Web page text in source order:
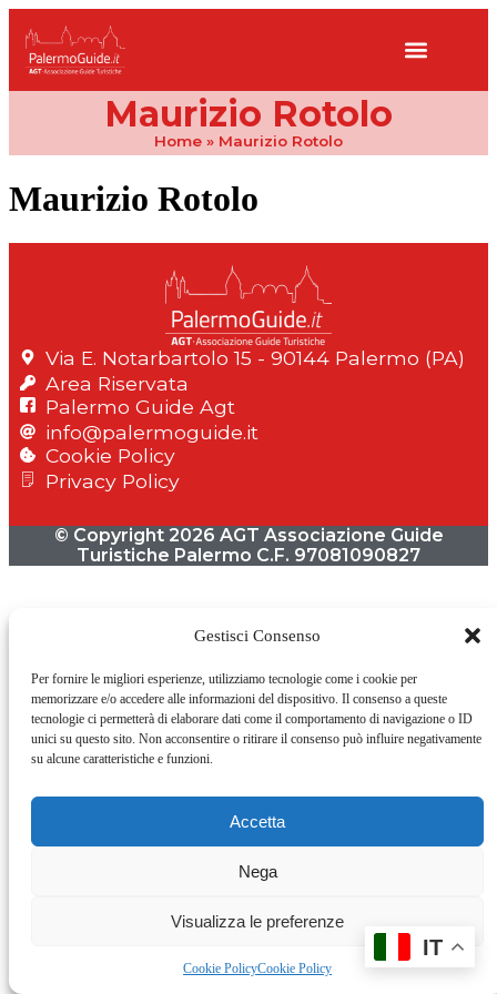
Gestisci Consenso
Per fornire le migliori esperienze, utilizziamo tecnologie come i cookie per
memorizzare e/o accedere alle informazioni del dispositivo. Il consenso a queste
tecnologie ci permetterà di elaborare dati come il comportamento di navigazione o ID
unici su questo sito. Non acconsentire o ritirare il consenso può influire negativamente
su alcune caratteristiche e funzioni.
Accetta
Nega
Visualizza le preferenze
Cookie PolicyCookie Policy
Maurizio Rotolo
Home » Maurizio Rotolo
Maurizio Rotolo
Via E. Notarbartolo 15 - 90144 Palermo (PA)
Area Riservata
Palermo Guide Agt
info@palermoguide.it
Cookie Policy
Privacy Policy
© Copyright 2026 AGT Associazione Guide
Turistiche Palermo C.F. 97081090827
IT